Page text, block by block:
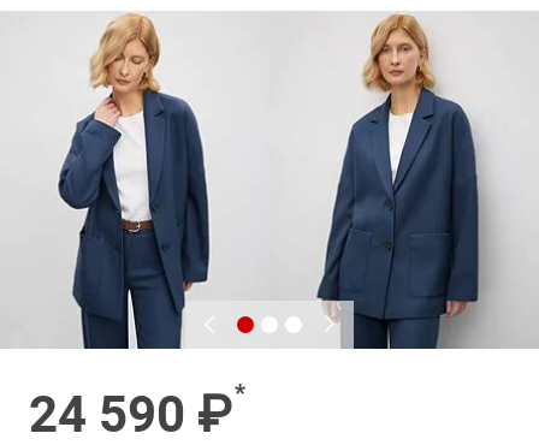
24 590 ₽*